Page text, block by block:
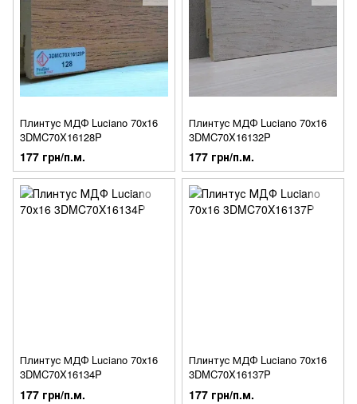
Плинтус МДФ Luciano 70х16
3DMC70X16128P
177 грн/п.м.
Плинтус МДФ Luciano 70х16
3DMC70X16132P
177 грн/п.м.
Плинтус МДФ Luciano 70х16
3DMC70X16134P
177 грн/п.м.
Плинтус МДФ Luciano 70х16
3DMC70X16137P
177 грн/п.м.